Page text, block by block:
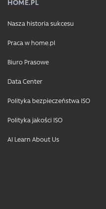
Nasza historia sukcesu
Praca w home.pl
Biuro Prasowe
Data Center
Polityka bezpieczeństwa ISO
Polityka jakości ISO
AI Learn About Us